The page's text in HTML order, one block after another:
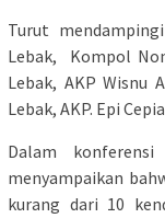
Turut
Lebak, Kompol
Lebak, AKP Wisnu
Lebak, AKP. Epi
Dalam
menyampaikan
kurang dari 10